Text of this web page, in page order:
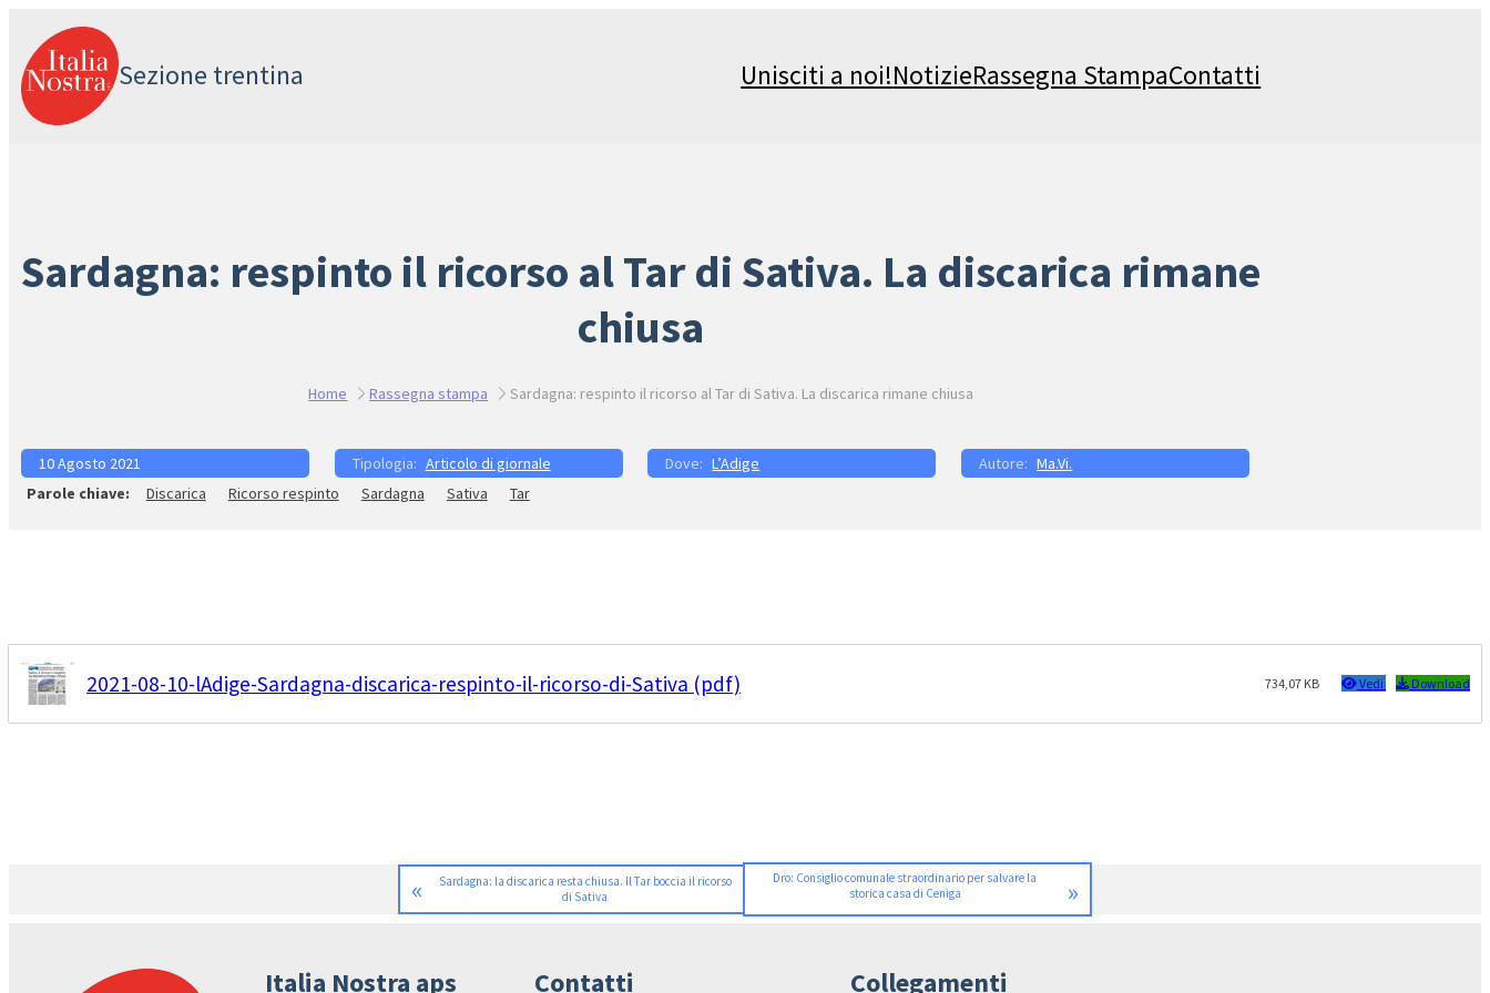
al
contenuto
Sezione trentina Unisciti a noi!NotizieRassegna StampaContatti
Sardagna: respinto il ricorso al Tar di Sativa. La discarica rimane
chiusa
Home Rassegna stampa Sardagna: respinto il ricorso al Tar di Sativa. La discarica rimane chiusa
10 Agosto 2021 Articolo di giornale L’Adige
Ma.Vi.
Discarica
Ricorso respinto Sardagna Sativa Tar
2021-08-10-lAdige-Sardagna-discarica-respinto-il-ricorso-di-Sativa (pdf) 734,07 KB Vedi Download
«
Sardagna: la discarica resta chiusa. Il Tar boccia il ricorso
di Sativa
Dro: Consiglio comunale straordinario per salvare la
storica casa di Ceniga
»
Italia Nostra aps Contatti Collegamenti